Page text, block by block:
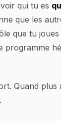
qui tu es
que les
que tu
programme
Quand plus